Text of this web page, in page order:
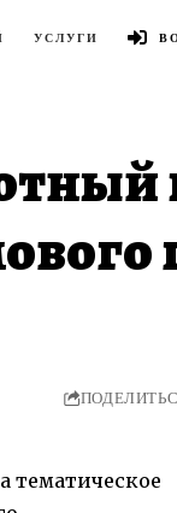
УСЛУГИ
тематическое